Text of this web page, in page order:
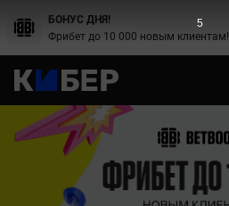
БОНУС ДНЯ!
Фрибет до 10 000 новым клиентам!
4